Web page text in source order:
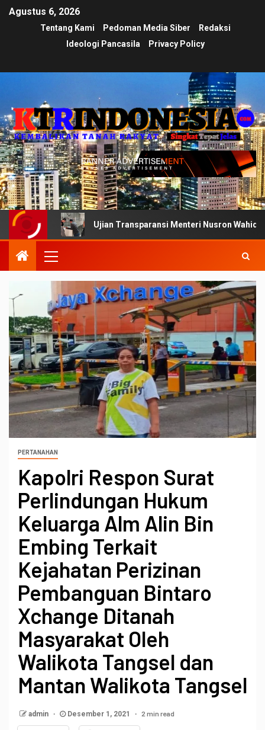
Agustus 6, 2026
Tentang Kami Pedoman Media Siber
Redaksi
Ideologi Pancasila
Privacy Policy
Ujian Transparansi Menteri Nusron Wahid: Dokumen
PERTANAHAN
Kapolri Respon Surat
Perlindungan Hukum
Keluarga Alm Alin Bin
Embing Terkait
Kejahatan Perizinan
Pembanguan Bintaro
Xchange Ditanah
Masyarakat Oleh
Walikota Tangsel dan
Mantan Walikota Tangsel
admin Desember 1, 2021 2 min read